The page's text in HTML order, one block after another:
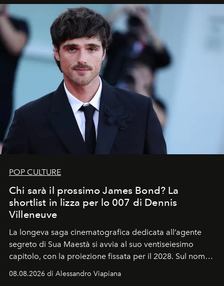
all’universo i desideri più segreti
POP CULTURE
Chi sarà il prossimo James Bond? La
shortlist in lizza per lo 007 di Dennis
Villeneuve
La longeva saga cinematografica dedicata all’agente
segreto di Sua Maestà si avvia al suo ventiseiesimo
capitolo, con la proiezione fissata per il 2028. Sul nome
dell’attore chiamato a raccogliere l’eredità di Daniel
Craig, però, regna ancora il più assoluto riserbo.
08.08.2026 di Alessandro Viapiana